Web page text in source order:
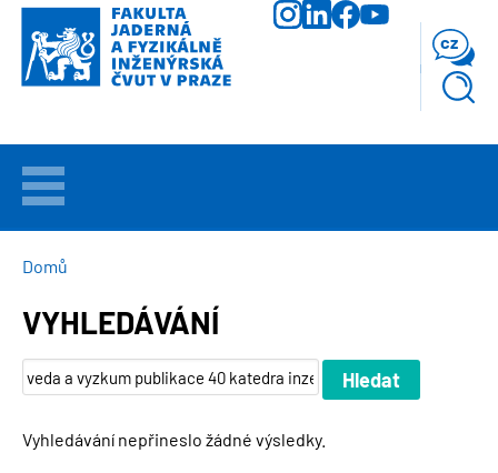
Přejít
hlavnímu
obsahu
VÍTEJTE
UCHAZEČI
STUDIUM
VĚDA
cz
DROBEČKOVÁ
Domů
VYHLEDÁVÁNÍ
Vyhledávání nepřineslo žádné výsledky.